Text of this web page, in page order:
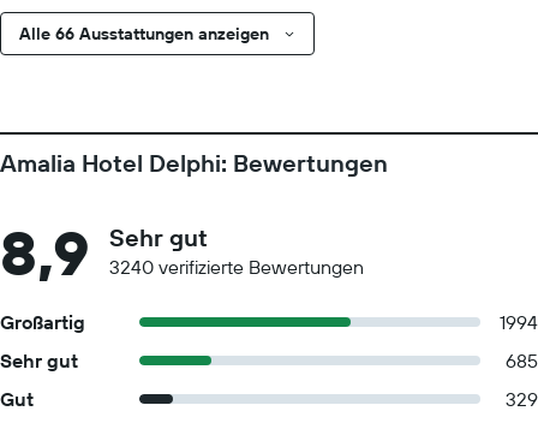
Alle 66 Ausstattungen anzeigen
Amalia Hotel Delphi: Bewertungen
8,9 Sehr gut
3240 verifizierte Bewertungen
Großartig
1994
Sehr gut
685
Gut
329